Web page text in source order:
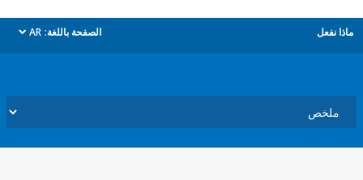
الصفحة باللغة: AR
dropdown